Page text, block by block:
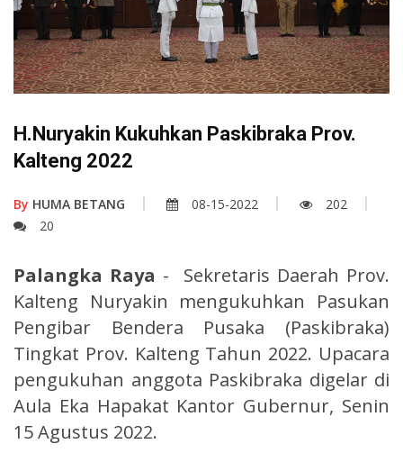
H.Nuryakin Kukuhkan Paskibraka Prov.
Kalteng 2022
By HUMA BETANG 08-15-2022
202
20
Palangka Raya - Sekretaris Daerah Prov.
Kalteng Nuryakin mengukuhkan Pasukan
Pengibar Bendera Pusaka (Paskibraka)
Tingkat Prov. Kalteng Tahun 2022. Upacara
pengukuhan anggota Paskibraka digelar di
Aula Eka Hapakat Kantor Gubernur, Senin
15 Agustus 2022.